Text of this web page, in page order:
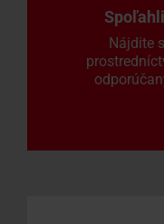
Nájdite